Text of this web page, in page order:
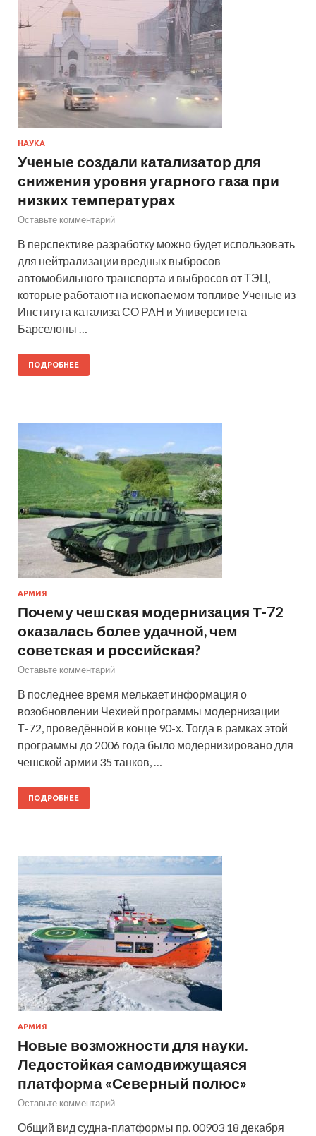
НАУКА
Ученые создали катализатор для
снижения уровня угарного газа при
низких температурах
Оставьте комментарий
В перспективе разработку можно будет использовать
для нейтрализации вредных выбросов
автомобильного транспорта и выбросов от ТЭЦ,
которые работают на ископаемом топливе Ученые из
Института катализа СО РАН и Университета
Барселоны …
ПОДРОБНЕЕ
АРМИЯ
Почему чешская модернизация Т-72
оказалась более удачной, чем
советская и российская?
Оставьте комментарий
В последнее время мелькает информация о
возобновлении Чехией программы модернизации
Т-72, проведённой в конце 90-х. Тогда в рамках этой
программы до 2006 года было модернизировано для
чешской армии 35 танков, …
ПОДРОБНЕЕ
АРМИЯ
Новые возможности для науки.
Ледостойкая самодвижущаяся
платформа «Северный полюс»
Оставьте комментарий
Общий вид судна-платформы пр. 00903 18 декабря